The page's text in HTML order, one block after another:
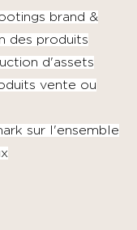
brand &
des produits
d'assets
vente ou
sur l'ensemble